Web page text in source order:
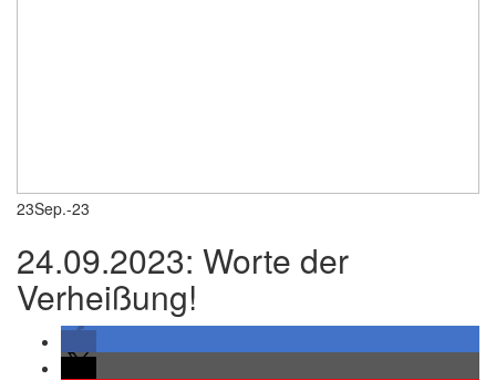
23Sep.-23
24.09.2023: Worte der
Verheißung!